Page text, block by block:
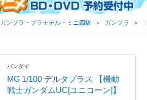
ガンプラ・プラモデル・ミニ四駆 ＞ ガンプラ ＞
バンダイ
MG 1/100 デルタプラス 【機動
戦士ガンダムUC[ユニコーン]】